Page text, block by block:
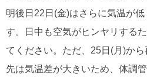
明後日22日(金)はさらに気温が
す。日中も空気がヒンヤリする
てください。ただ、25日(月)か
先は気温差が大きいため、体調